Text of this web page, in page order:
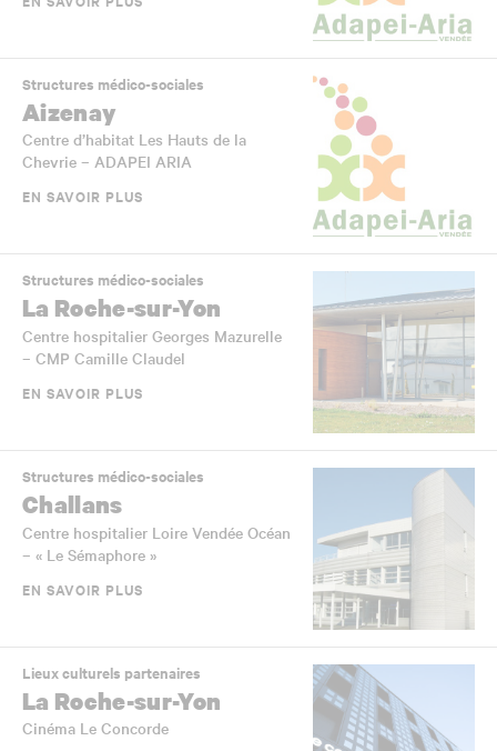
Structures médico-sociales
Aizenay
Centre d’habitat Les Hauts de la
Chevrie – ADAPEI ARIA
EN SAVOIR PLUS
Structures médico-sociales
La Roche-sur-Yon
Centre hospitalier Georges Mazurelle
– CMP Camille Claudel
EN SAVOIR PLUS
Structures médico-sociales
Challans
Centre hospitalier Loire Vendée Océan
– « Le Sémaphore »
EN SAVOIR PLUS
Lieux culturels partenaires
La Roche-sur-Yon
Cinéma Le Concorde